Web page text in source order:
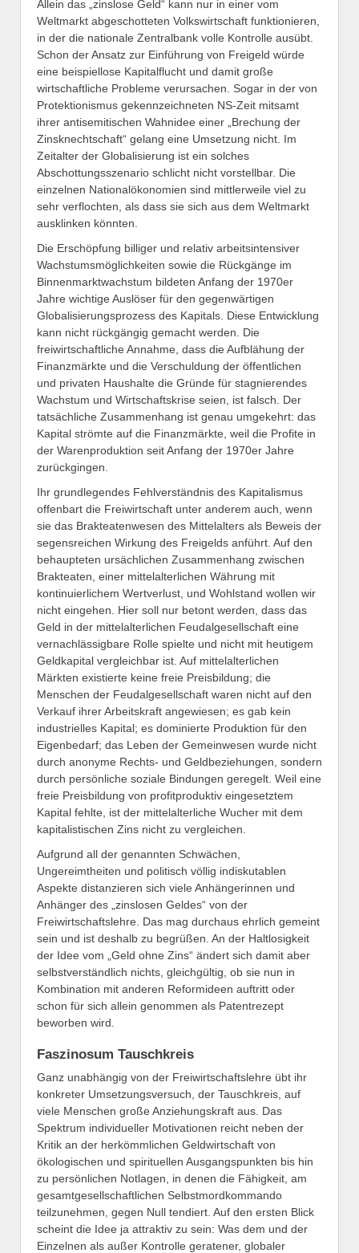
Allein das „zinslose Geld“ kann nur in einer vom
Weltmarkt abgeschotteten Volkswirtschaft funktionieren,
in der die nationale Zentralbank volle Kontrolle ausübt.
Schon der Ansatz zur Einführung von Freigeld würde
eine beispiellose Kapitalflucht und damit große
wirtschaftliche Probleme verursachen. Sogar in der von
Protektionismus gekennzeichneten NS-Zeit mitsamt
ihrer antisemitischen Wahnidee einer „Brechung der
Zinsknechtschaft“ gelang eine Umsetzung nicht. Im
Zeitalter der Globalisierung ist ein solches
Abschottungsszenario schlicht nicht vorstellbar. Die
einzelnen Nationalökonomien sind mittlerweile viel zu
sehr verflochten, als dass sie sich aus dem Weltmarkt
ausklinken könnten.
Die Erschöpfung billiger und relativ arbeitsintensiver
Wachstumsmöglichkeiten sowie die Rückgänge im
Binnenmarktwachstum bildeten Anfang der 1970er
Jahre wichtige Auslöser für den gegenwärtigen
Globalisierungsprozess des Kapitals. Diese Entwicklung
kann nicht rückgängig gemacht werden. Die
freiwirtschaftliche Annahme, dass die Aufblähung der
Finanzmärkte und die Verschuldung der öffentlichen
und privaten Haushalte die Gründe für stagnierendes
Wachstum und Wirtschaftskrise seien, ist falsch. Der
tatsächliche Zusammenhang ist genau umgekehrt: das
Kapital strömte auf die Finanzmärkte, weil die Profite in
der Warenproduktion seit Anfang der 1970er Jahre
zurückgingen.
Ihr grundlegendes Fehlverständnis des Kapitalismus
offenbart die Freiwirtschaft unter anderem auch, wenn
sie das Brakteatenwesen des Mittelalters als Beweis der
segensreichen Wirkung des Freigelds anführt. Auf den
behaupteten ursächlichen Zusammenhang zwischen
Brakteaten, einer mittelalterlichen Währung mit
kontinuierlichem Wertverlust, und Wohlstand wollen wir
nicht eingehen. Hier soll nur betont werden, dass das
Geld in der mittelalterlichen Feudalgesellschaft eine
vernachlässigbare Rolle spielte und nicht mit heutigem
Geldkapital vergleichbar ist. Auf mittelalterlichen
Märkten existierte keine freie Preisbildung; die
Menschen der Feudalgesellschaft waren nicht auf den
Verkauf ihrer Arbeitskraft angewiesen; es gab kein
industrielles Kapital; es dominierte Produktion für den
Eigenbedarf; das Leben der Gemeinwesen wurde nicht
durch anonyme Rechts- und Geldbeziehungen, sondern
durch persönliche soziale Bindungen geregelt. Weil eine
freie Preisbildung von profitproduktiv eingesetztem
Kapital fehlte, ist der mittelalterliche Wucher mit dem
kapitalistischen Zins nicht zu vergleichen.
Aufgrund all der genannten Schwächen,
Ungereimtheiten und politisch völlig indiskutablen
Aspekte distanzieren sich viele Anhängerinnen und
Anhänger des „zinslosen Geldes“ von der
Freiwirtschaftslehre. Das mag durchaus ehrlich gemeint
sein und ist deshalb zu begrüßen. An der Haltlosigkeit
der Idee vom „Geld ohne Zins“ ändert sich damit aber
selbstverständlich nichts, gleichgültig, ob sie nun in
Kombination mit anderen Reformideen auftritt oder
schon für sich allein genommen als Patentrezept
beworben wird.
Faszinosum Tauschkreis
Ganz unabhängig von der Freiwirtschaftslehre übt ihr
konkreter Umsetzungsversuch, der Tauschkreis, auf
viele Menschen große Anziehungskraft aus. Das
Spektrum individueller Motivationen reicht neben der
Kritik an der herkömmlichen Geldwirtschaft von
ökologischen und spirituellen Ausgangspunkten bis hin
zu persönlichen Notlagen, in denen die Fähigkeit, am
gesamtgesellschaftlichen Selbstmordkommando
teilzunehmen, gegen Null tendiert. Auf den ersten Blick
scheint die Idee ja attraktiv zu sein: Was dem und der
Einzelnen als außer Kontrolle geratener, globaler